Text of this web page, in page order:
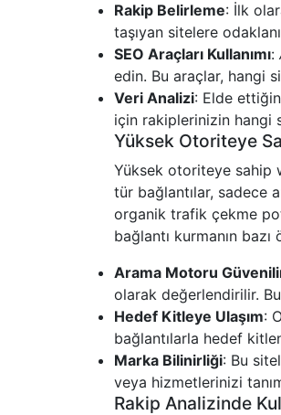
Rakip Belirleme: İlk
taşıyan sitelere
SEO Araçları Kullanımı:
edin. Bu araçlar, hangi
Veri Analizi: Elde
için rakiplerinizin hangi
Yüksek Otoriteye
Yüksek otoriteye sahip
tür bağlantılar, sadece
organik trafik çekme
bağlantı kurmanın bazı
Arama Motoru
olarak değerlendirilir.
Hedef Kitleye Ulaşım:
bağlantılarla hedef
Marka Bilinirliği: Bu
veya hizmetlerinizi
Rakip Analizinde